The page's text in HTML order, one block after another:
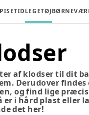
LEGETØJ
af klodser til dit
Derudover
og find lige præcis
er i hård plast eller
det her!